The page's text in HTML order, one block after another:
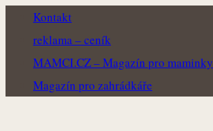
Kontakt
reklama – ceník
MAMCI.CZ – Magazín pro maminky
Magazín pro zahrádkáře